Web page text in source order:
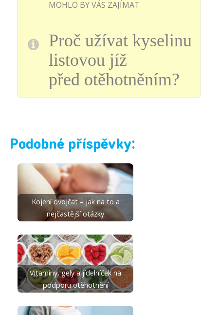
MOHLO BY VÁS ZAJÍMAT
Proč užívat kyselinu
listovou jíž
před otěhotněním?
Podobné příspěvky:
Kojení dvojčat – jak na to a
nejčastější otázky
Vitamíny, gely a jídelníček na
podporu otěhotnění